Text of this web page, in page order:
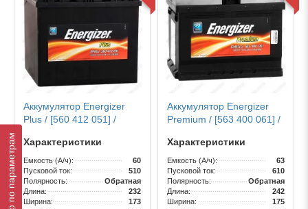
Подбор по параметрам
Аккумулятор Energizer
Plus / [560 412 051] /
Характеристики
Емкость (А/ч):
60
Пусковой ток:
510
Полярность:
Обратная
Длина:
232
Ширина:
173
Аккумулятор Energizer
Premium / [563 400 061] /
Характеристики
Емкость (А/ч):
63
Пусковой ток:
610
Полярность:
Обратная
Длина:
242
Ширина:
175